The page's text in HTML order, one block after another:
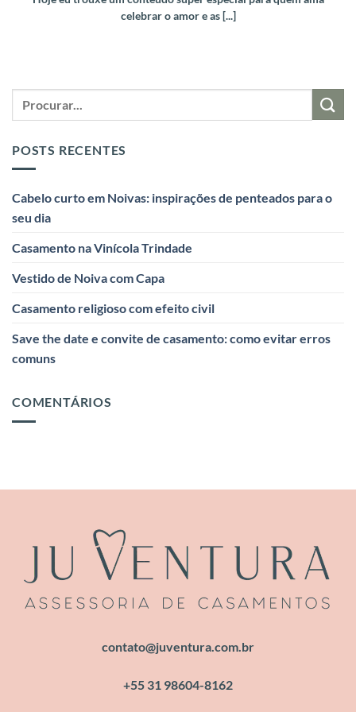
celebrar o amor e as [...]
POSTS RECENTES
Cabelo curto em Noivas: inspirações de penteados para o
seu dia
Casamento na Vinícola Trindade
Vestido de Noiva com Capa
Casamento religioso com efeito civil
Save the date e convite de casamento: como evitar erros
comuns
COMENTÁRIOS
contato@juventura.com.br
+55 31 98604-8162